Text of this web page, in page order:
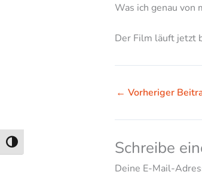
Umschalten auf hohe Kontraste
Was ich genau von
Der Film läuft jetzt
← Vorheriger
Schreibe
Deine E-Mail-